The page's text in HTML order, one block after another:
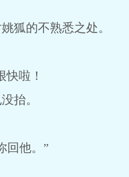
的不熟悉之处。
啦！
抬。
回他。”